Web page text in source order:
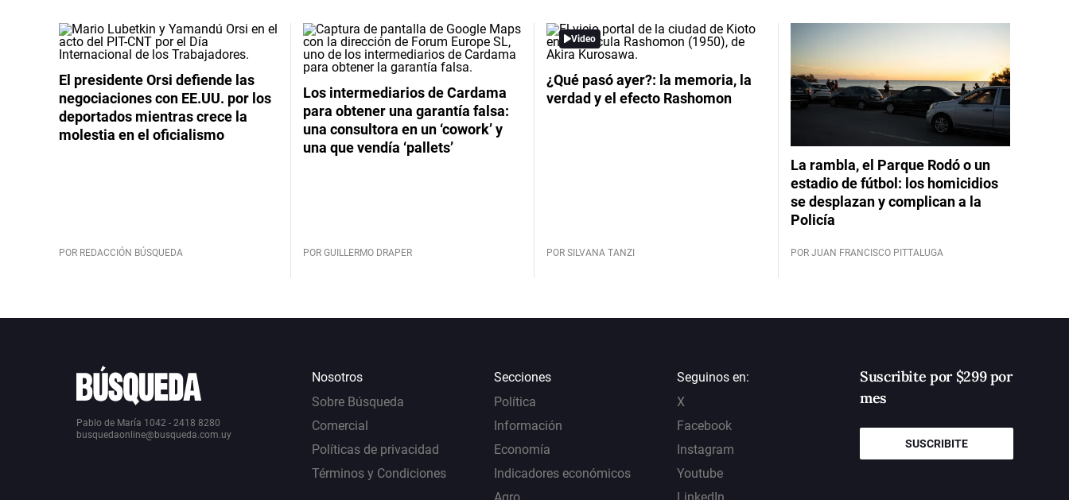
El presidente Orsi defiende las
negociaciones con EE.UU. por los
deportados mientras crece la
molestia en el oficialismo
POR REDACCIÓN BÚSQUEDA
Los intermediarios de Cardama
para obtener una garantía falsa:
una consultora en un ‘cowork’ y
una que vendía ‘pallets’
POR GUILLERMO DRAPER
Video
¿Qué pasó ayer?: la memoria, la
verdad y el efecto Rashomon
POR SILVANA TANZI
La rambla, el Parque Rodó o un
estadio de fútbol: los homicidios
se desplazan y complican a la
Policía
POR JUAN FRANCISCO PITTALUGA
Pablo de María 1042 - 2418 8280
busquedaonline@busqueda.com.uy
Nosotros
Sobre Búsqueda
Comercial
Políticas de privacidad
Términos y Condiciones
Secciones
Política
Información
Economía
Indicadores económicos
Agro
Seguinos en:
X
Facebook
Instagram
Youtube
LinkedIn
Suscribite por $299 por
mes
SUSCRIBITE